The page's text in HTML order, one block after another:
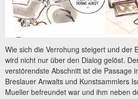
Wie sich die Verrohung steigert und der
wird nicht nur über den Dialog gelöst.
verstörendste Abschnitt ist die Passage
Breslauer Anwalts und Kunstsammlers
Mueller befreundet war und ihm neben